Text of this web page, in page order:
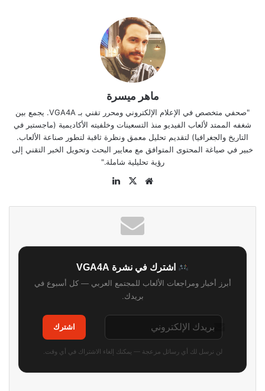
ماهر ميسرة
"صحفي متخصص في الإعلام الإلكتروني ومحرر تقني بـ VGA4A. يجمع بين
شغفه الممتد لألعاب الفيديو منذ التسعينات وخلفيته الأكاديمية (ماجستير في
التاريخ والجغرافيا) لتقديم تحليل معمق ونظرة ثاقبة لتطور صناعة الألعاب.
خبير في صياغة المحتوى المتوافق مع معايير البحث وتحويل الخبر التقني إلى
رؤية تحليلية شاملة."
موقع
‫X
اشترك في نشرة VGA4A
أبرز أخبار ومراجعات الألعاب للمجتمع العربي — كل أسبوع في
بريدك.
اشترك
لن نرسل لك أي رسائل مزعجة — يمكنك إلغاء الاشتراك في أي وقت.